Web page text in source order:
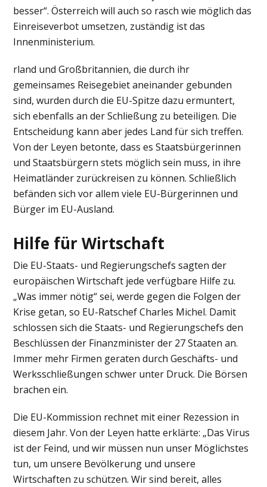
besser“. Österreich will auch so rasch wie möglich das
Einreiseverbot umsetzen, zuständig ist das
Innenministerium.
rland und Großbritannien, die durch ihr
gemeinsames Reisegebiet aneinander gebunden
sind, wurden durch die EU-Spitze dazu ermuntert,
sich ebenfalls an der Schließung zu beteiligen. Die
Entscheidung kann aber jedes Land für sich treffen.
Von der Leyen betonte, dass es Staatsbürgerinnen
und Staatsbürgern stets möglich sein muss, in ihre
Heimatländer zurückreisen zu können. Schließlich
befänden sich vor allem viele EU-Bürgerinnen und
Bürger im EU-Ausland.
Hilfe für Wirtschaft
Die EU-Staats- und Regierungschefs sagten der
europäischen Wirtschaft jede verfügbare Hilfe zu.
„Was immer nötig“ sei, werde gegen die Folgen der
Krise getan, so EU-Ratschef Charles Michel. Damit
schlossen sich die Staats- und Regierungschefs den
Beschlüssen der Finanzminister der 27 Staaten an.
Immer mehr Firmen geraten durch Geschäfts- und
Werksschließungen schwer unter Druck. Die Börsen
brachen ein.
Die EU-Kommission rechnet mit einer Rezession in
diesem Jahr. Von der Leyen hatte erklärte: „Das Virus
ist der Feind, und wir müssen nun unser Möglichstes
tun, um unsere Bevölkerung und unsere
Wirtschaften zu schützen. Wir sind bereit, alles